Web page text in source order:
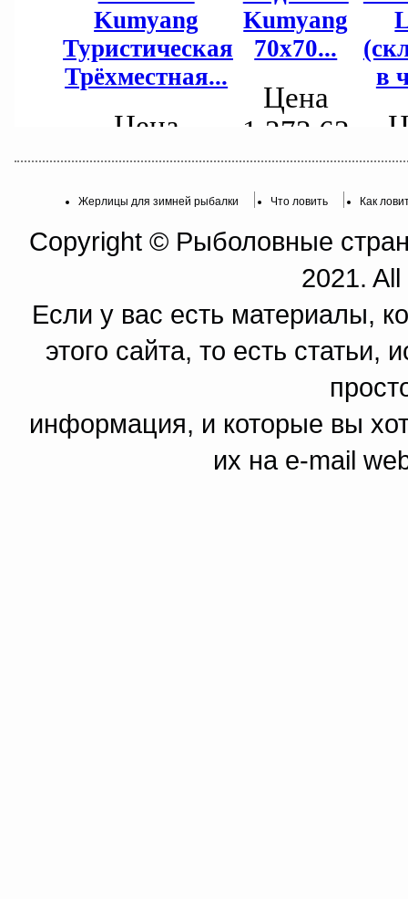
Жерлицы для зимней рыбалки Что ловить Как
Copyright © Рыболовные
2021.
Если у вас есть материалы,
этого сайта, то есть
информация, и которые вы
их на e-mail